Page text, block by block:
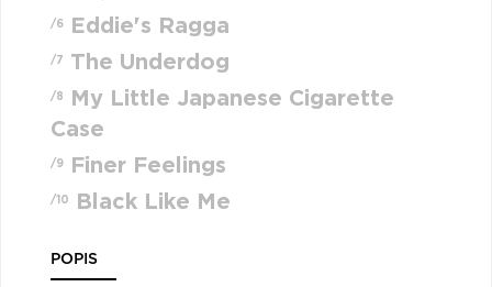
/6 Eddie's Ragga
/7 The Underdog
/8
My Little Japanese Cigarette
Case
/9 Finer Feelings
/10 Black Like Me
POPIS